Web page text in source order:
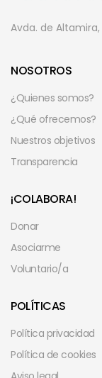
Avda. de Altamira,
NOSOTROS
¿Quienes somos?
¿Qué ofrecemos?
Nuestros objetivos
Transparencia
¡COLABORA!
Donar
Asociarme
Voluntario/a
POLÍTICAS
Política privacidad
Política de cookies